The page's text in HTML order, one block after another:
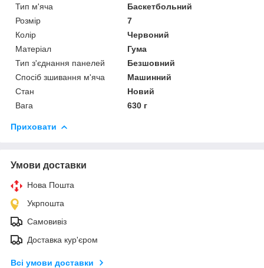
Тип м'яча
Баскетбольний
Розмір
7
Колір
Червоний
Матеріал
Гума
Тип з'єднання панелей
Безшовний
Спосіб зшивання м'яча
Машинний
Стан
Новий
Вага
630 г
Приховати
Умови доставки
Нова Пошта
Укрпошта
Самовивіз
Доставка кур'єром
Всі умови доставки